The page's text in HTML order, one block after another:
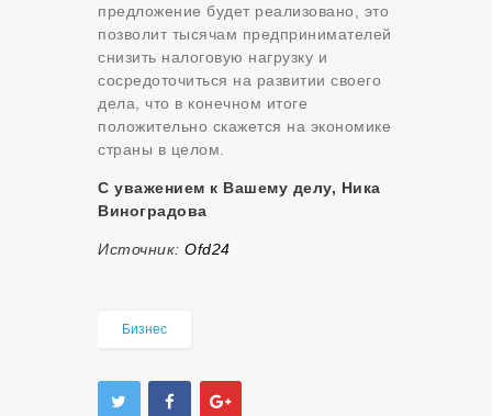
предложение будет реализовано, это
позволит тысячам предпринимателей
снизить налоговую нагрузку и
сосредоточиться на развитии своего
дела, что в конечном итоге
положительно скажется на экономике
страны в целом.
С уважением к Вашему делу, Ника
Виноградова
Источник: Оfd24
Бизнес